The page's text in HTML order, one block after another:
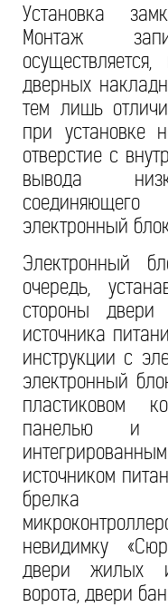
Установка
Монтаж
дверных
тем лишь
при установке
отверстие с
вывода
электронный
Электронный
очередь,
стороны
источника
инструкции с
электронный
пластиковом
панелью и
источником
брелка
невидимку
двери жилых
ворота, двери